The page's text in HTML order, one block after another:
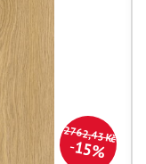
2762,43 Kč
15%